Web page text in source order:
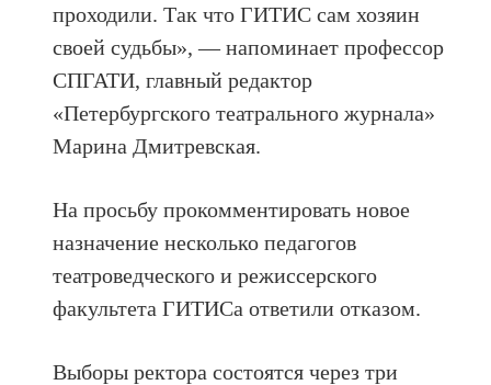
проходили. Так что ГИТИС сам хозяин
своей судьбы», — напоминает профессор
СПГАТИ, главный редактор
«Петербургского театрального журнала»
Марина Дмитревская.
На просьбу прокомментировать новое
назначение несколько педагогов
театроведческого и режиссерского
факультета ГИТИСа ответили отказом.
Выборы ректора состоятся через три